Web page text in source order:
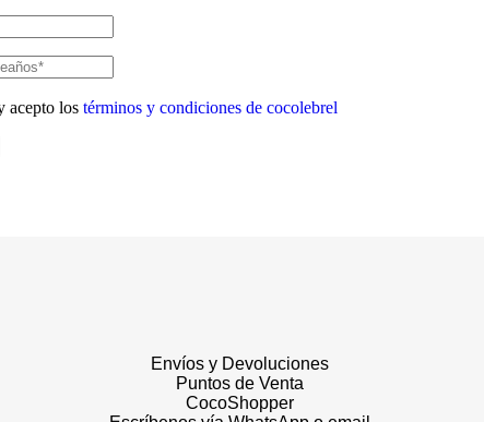
acepto los términos y condiciones de cocolebrel
Envíos y Devoluciones
Puntos de Venta
CocoShopper